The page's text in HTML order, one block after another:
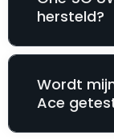
hersteld?
Wordt
Ace